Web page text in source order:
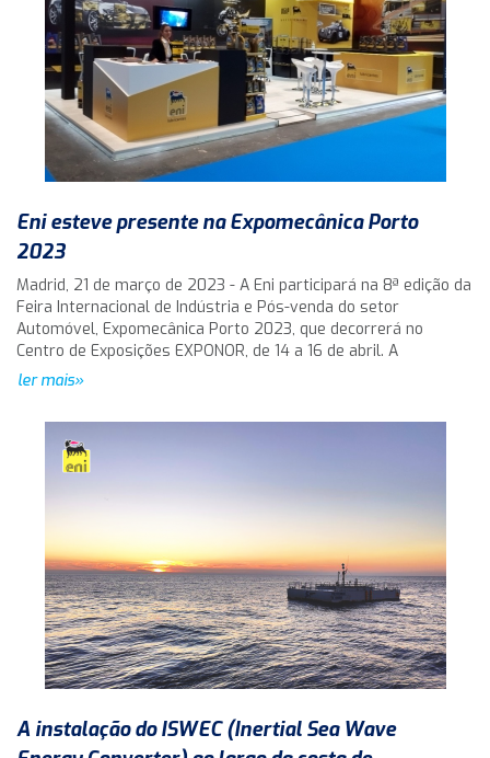
Eni esteve presente na Expomecânica Porto
2023
Madrid, 21 de março de 2023 - A Eni participará na 8ª edição da
Feira Internacional de Indústria e Pós-venda do setor
Automóvel, Expomecânica Porto 2023, que decorrerá no
Centro de Exposições EXPONOR, de 14 a 16 de abril. A
ler mais»
A instalação do ISWEC (Inertial Sea Wave